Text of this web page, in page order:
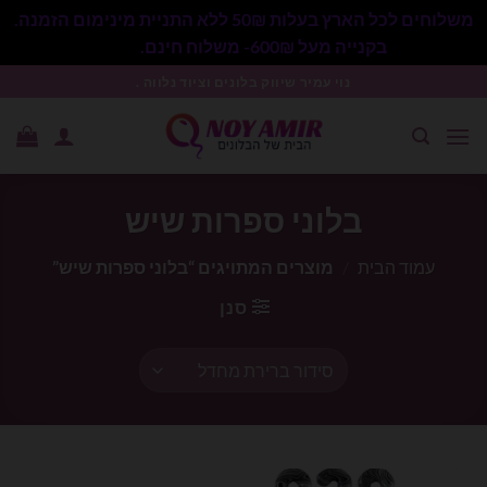
משלוחים לכל הארץ בעלות 50₪ ללא התניית מינימום הזמנה.
בקנייה מעל 600₪- משלוח חינם.
בלוני ספרות שיש
עמוד הבית
מוצרים המתויגים “בלוני ספרות שיש”
סנן